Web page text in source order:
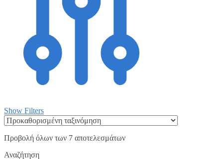
Show Filters
Προβολή όλων των 7 αποτελεσμάτων
Αναζήτηση